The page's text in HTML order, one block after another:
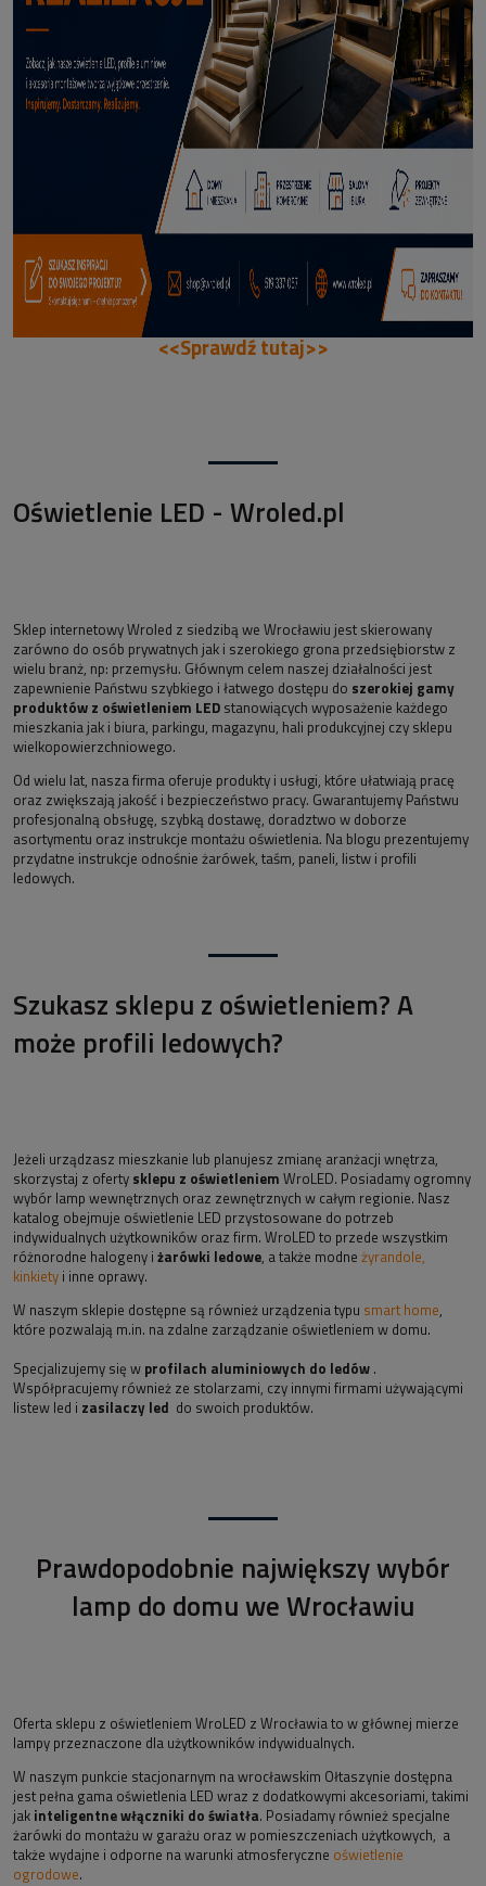
70,50 zł
DODAJ DO KOSZYKA
<<Sprawdź tutaj>>
Oświetlenie LED - Wroled.pl
Sklep internetowy Wroled z siedzibą we Wrocławiu jest skierowany
zarówno do osób prywatnych jak i szerokiego grona przedsiębiorstw z
wielu branż, np: przemysłu. Głównym celem naszej działalności jest
zapewnienie Państwu szybkiego i łatwego dostępu do szerokiej gamy
produktów z oświetleniem LED stanowiących wyposażenie każdego
mieszkania jak i biura, parkingu, magazynu, hali produkcyjnej czy sklepu
wielkopowierzchniowego.
Od wielu lat, nasza firma oferuje produkty i usługi, które ułatwiają pracę
oraz zwiększają jakość i bezpieczeństwo pracy. Gwarantujemy Państwu
profesjonalną obsługę, szybką dostawę, doradztwo w doborze
asortymentu oraz instrukcje montażu oświetlenia. Na blogu prezentujemy
przydatne instrukcje odnośnie żarówek, taśm, paneli, listw i profili
ledowych.
Szukasz sklepu z oświetleniem? A
może profili ledowych?
Jeżeli urządzasz mieszkanie lub planujesz zmianę aranżacji wnętrza,
skorzystaj z oferty sklepu z oświetleniem WroLED. Posiadamy ogromny
wybór lamp wewnętrznych oraz zewnętrznych w całym regionie. Nasz
katalog obejmuje oświetlenie LED przystosowane do potrzeb
indywidualnych użytkowników oraz firm. WroLED to przede wszystkim
różnorodne halogeny i żarówki ledowe, a także modne żyrandole,
kinkiety i inne oprawy.
W naszym sklepie dostępne są również urządzenia typu smart home,
które pozwalają m.in. na zdalne zarządzanie oświetleniem w domu.
Specjalizujemy się w profilach aluminiowych do ledów .
Współpracujemy również ze stolarzami, czy innymi firmami używającymi
listew led i zasilaczy led do swoich produktów.
Prawdopodobnie największy wybór
lamp do domu we Wrocławiu
Oferta sklepu z oświetleniem WroLED z Wrocławia to w głównej mierze
lampy przeznaczone dla użytkowników indywidualnych.
W naszym punkcie stacjonarnym na wrocławskim Ołtaszynie dostępna
jest pełna gama oświetlenia LED wraz z dodatkowymi akcesoriami, takimi
jak inteligentne włączniki do światła. Posiadamy również specjalne
żarówki do montażu w garażu oraz w pomieszczeniach użytkowych, a
także wydajne i odporne na warunki atmosferyczne oświetlenie
ogrodowe.